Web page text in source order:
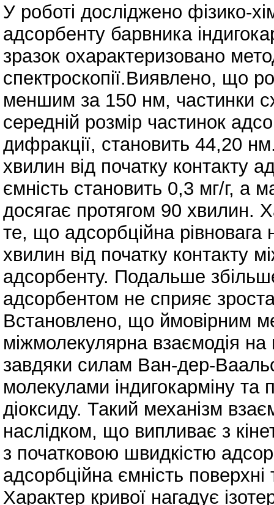
У роботі досліджено фізико-
адсорбенту барвника
зразок охарактеризовано
спектроскопії.Виявлено, що
меншим за 150 нм, частинки
середній розмір частинок
дифракції, становить 44,20
хвилин від початку контакту
ємність становить 0,3 мг/г, а
досягає протягом 90 хвилин.
те, що адсорбційна
хвилин від початку контакту
адсорбенту. Подальше
адсорбентом не сприяє
Встановлено, що ймовірним
міжмолекулярна взаємодія
завдяки силам Ван-дер-
молекулами індигокарміну
діоксиду. Такий механізм
наслідком, що випливає з
з початковою швидкістю
адсорбційна ємність
Характер кривої нагадує